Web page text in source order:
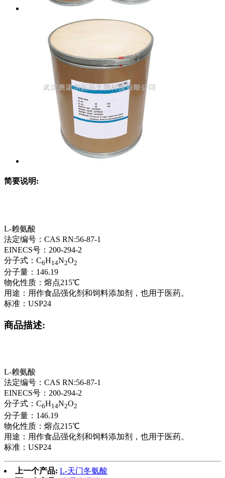
简要说明:
L-赖氨酸
法定编号：CAS RN:56-87-1
EINECS号：200-294-2
分子式：C6H14N2O2
分子量：146.19
物化性质：熔点215℃
用途：用作食品强化剂和饲料添加剂，也用于医药。
标准：USP24
商品描述:
L-赖氨酸
法定编号：CAS RN:56-87-1
EINECS号：200-294-2
分子式：C6H14N2O2
分子量：146.19
物化性质：熔点215℃
用途：用作食品强化剂和饲料添加剂，也用于医药。
标准：USP24
上一个产品: L-天门冬氨酸